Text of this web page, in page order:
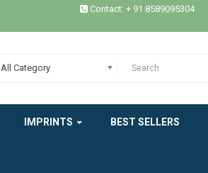
Contact: + 91 8589095304
All Category
IMPRINTS BEST SELLERS
MEMOIRS